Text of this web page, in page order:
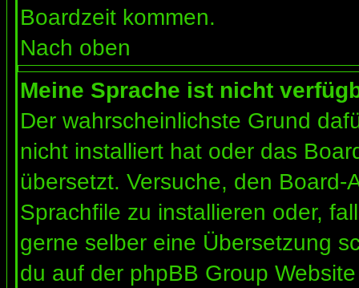
Boardzeit kommen.
Nach oben
Meine Sprache ist nicht
Der wahrscheinlichste Grund
nicht installiert hat oder das
übersetzt. Versuche, den
Sprachfile zu installieren oder,
gerne selber eine Übersetzung
du auf der phpBB Group